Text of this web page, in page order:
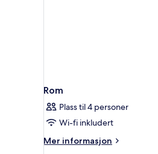
Rom
Plass til 4 personer
Wi-fi inkludert
Mer informasjon
Mer